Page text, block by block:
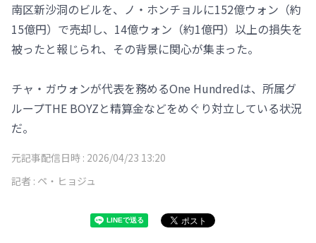
南区新沙洞のビルを、ノ・ホンチョルに152億ウォン（約
15億円）で売却し、14億ウォン（約1億円）以上の損失を
被ったと報じられ、その背景に関心が集まった。
チャ・ガウォンが代表を務めるOne Hundredは、所属グ
ループTHE BOYZと精算金などをめぐり対立している状況
だ。
元記事配信日時 : 2026/04/23 13:20
記者 : ペ・ヒョジュ